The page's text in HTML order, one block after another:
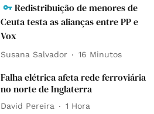
Redistribuição de menores de
Ceuta testa as alianças entre PP e
Vox
Susana Salvador 16 Minutos
Falha elétrica afeta rede ferroviária
no norte de Inglaterra
David Pereira 1 Hora